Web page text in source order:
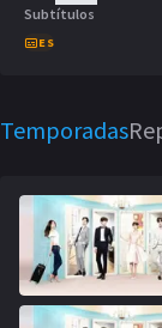
Subtítulos
ES
Temporadas